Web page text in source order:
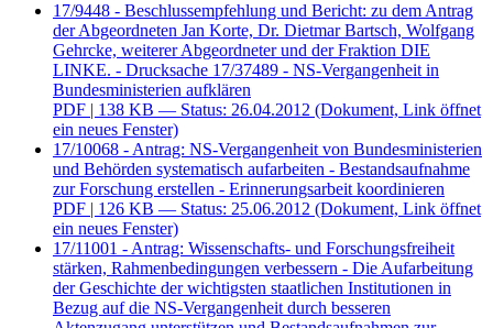
17/9448 - Beschlussempfehlung und Bericht: zu dem Antrag
der Abgeordneten Jan Korte, Dr. Dietmar Bartsch, Wolfgang
Gehrcke, weiterer Abgeordneter und der Fraktion DIE
LINKE. - Drucksache 17/37489 - NS-Vergangenheit in
Bundesministerien aufklären
PDF | 138 KB — Status: 26.04.2012 (Dokument, Link öffnet
ein neues Fenster)
17/10068 - Antrag: NS-Vergangenheit von Bundesministerien
und Behörden systematisch aufarbeiten - Bestandsaufnahme
zur Forschung erstellen - Erinnerungsarbeit koordinieren
PDF | 126 KB — Status: 25.06.2012 (Dokument, Link öffnet
ein neues Fenster)
17/11001 - Antrag: Wissenschafts- und Forschungsfreiheit
stärken, Rahmenbedingungen verbessern - Die Aufarbeitung
der Geschichte der wichtigsten staatlichen Institutionen in
Bezug auf die NS-Vergangenheit durch besseren